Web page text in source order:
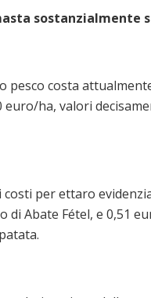
pesco costa
ha, valori
per ettaro
di Abate Fétel, e 0,51